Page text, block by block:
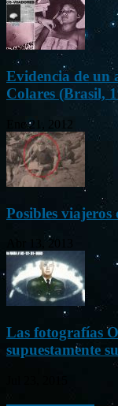
Evidencia de un
Colares (Brasil,
Ene 21, 2012
Posibles viajeros
Abr 13, 2013
Las fotografías
supuestamente